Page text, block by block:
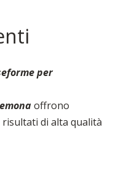
per
offrono
di alta qualità